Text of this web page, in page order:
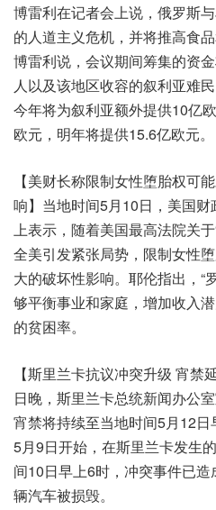
博雷利在记者会上说，俄罗斯
的人道主义危机，并将推高食品
博雷利说，会议期间筹集的资
人以及该地区收容的叙利亚难
今年将为叙利亚额外提供10亿
欧元，明年将提供15.6亿欧元。
【美财长称限制女性堕胎权可
响】当地时间5月10日，美国
上表示，随着美国最高法院关
全美引发紧张局势，限制女性
大的破坏性影响。耶伦指出，“
够平衡事业和家庭，增加收入
的贫困率。
【斯里兰卡抗议冲突升级 宵
日晚，斯里兰卡总统新闻办公
宵禁将持续至当地时间5月12日
5月9日开始，在斯里兰卡发生
间10日早上6时，冲突事件已
辆汽车被损毁。